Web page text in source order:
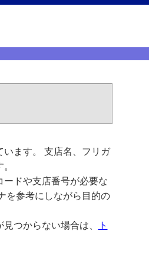
ます。 支店名、フリガ
ドや支店番号が必要な
を参考にしながら目的の
つからない場合は、
ト